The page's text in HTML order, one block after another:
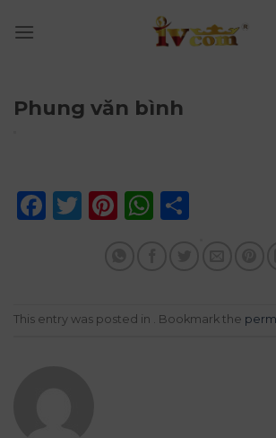
Phung văn bình
Facebook
Twitter
Pinterest
This entry was posted in . Bookmark the